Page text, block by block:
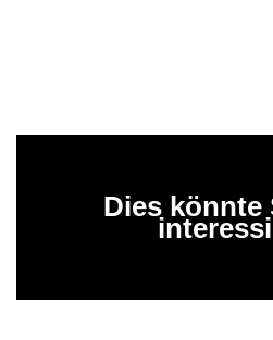
Dies könnte